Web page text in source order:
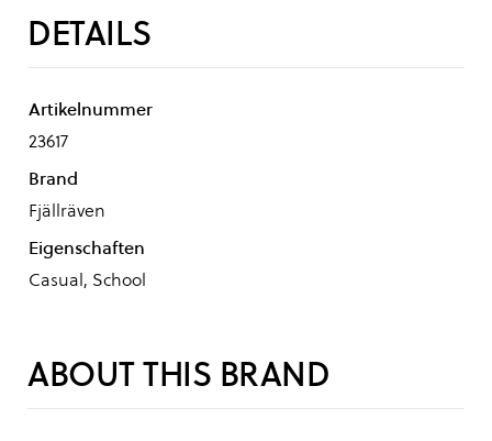
DETAILS
Artikelnummer
23617
Brand
Fjällräven
Eigenschaften
Casual, School
ABOUT THIS BRAND